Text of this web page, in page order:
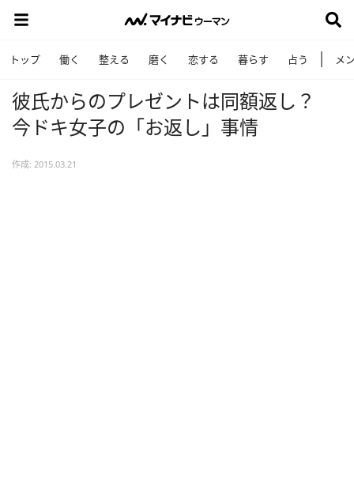
トップ 働く 整える 磨く 恋する 暮らす 占う メ
彼氏からのプレゼントは同額返し？
今ドキ女子の「お返し」事情
作成: 2015.03.21